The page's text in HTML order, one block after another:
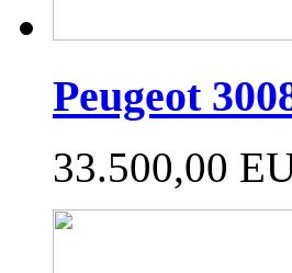
Peugeot
33.500,00